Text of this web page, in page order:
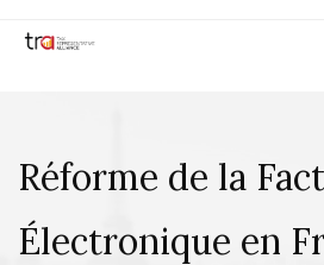
Réforme de la
Électronique en